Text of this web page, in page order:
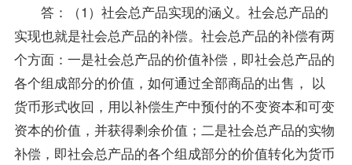
答：（1）社会总产品实现的涵义。社会总产品的
实现也就是社会总产品的补偿。社会总产品的补偿有两
个方面：一是社会总产品的价值补偿，即社会总产品的
各个组成部分的价值，如何通过全部商品的出售， 以
货币形式收回，用以补偿生产中预付的不变资本和可变
资本的价值，并获得剩余价值；二是社会总产品的实物
补偿，即社会总产品的各个组成部分的价值转化为货币